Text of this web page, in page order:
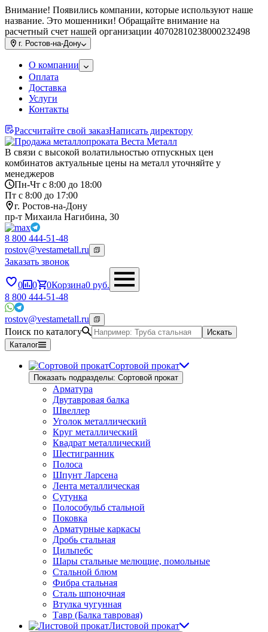
Внимание! Появились компании, которые используют наше
название. Это мошенники! Обращайте внимание на
расчетный счет нашей организации 40702810238000232498
г. Ростов-на-Дону
О компании
Оплата
Доставка
Услуги
Контакты
Рассчитайте свой заказНаписать директору
В связи с высокой волатильностью отпускных цен
комбинатов актуальные цены на металл уточняйте у
менеджеров
Пн-Чт с 8:00 до 18:00
Пт с 8:00 до 17:00
г. Ростов-на-Дону
пр-т Михаила Нагибина, 30
8 800 444-51-48
rostov@vestametall.ru
Заказать звонок
0 0 0Корзина0 руб.
8 800 444-51-48
rostov@vestametall.ru
Поиск по каталогу
Искать
Каталог
Сортовой прокат
Показать подразделы: Сортовой прокат
Арматура
Двутавровая балка
Швеллер
Уголок металлический
Круг металлический
Квадрат металлический
Шестигранник
Полоса
Шпунт Ларсена
Лента металлическая
Сутунка
Полособульб стальной
Поковка
Арматурные каркасы
Дробь стальная
Цильпебс
Шары стальные мелющие, помольные
Стальной блюм
Фибра стальная
Сталь шпоночная
Втулка чугунная
Тавр (Балка тавровая)
Листовой прокат